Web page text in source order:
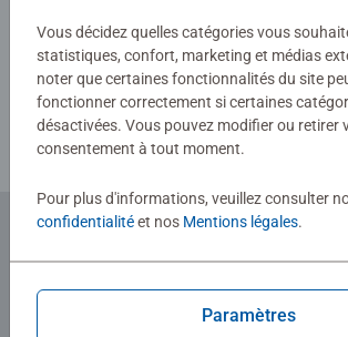
Consignes d'évaluation
Abonnez-vous à notre
et recevez un bon d'achat de 5€.
Vous décidez quelles catégories vous
statistiques, confort, marketing et médias
noter que certaines fonctionnalités du site
fonctionner correctement si certaines
désactivées. Vous pouvez modifier ou retirer
consentement à tout moment.
Pour plus d'informations, veuillez consulter
confidentialitéet nos Mentions légales.
Paramètres